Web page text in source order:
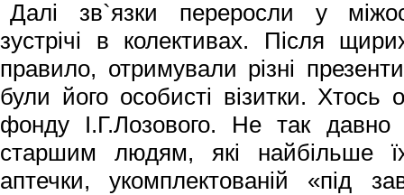
Далі зв`язки переросли у
зустрічі в колективах. Після
правило, отримували різні
були його особисті ві­зитки. Хтось
фонду І.Г.Лозового. Не так
старшим людям, які найбільше
аптечки, укомплектованій «під